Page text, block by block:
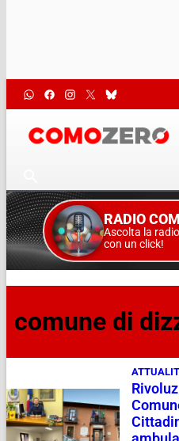
RADIO
Ascolta la radio
con un click!
comune di